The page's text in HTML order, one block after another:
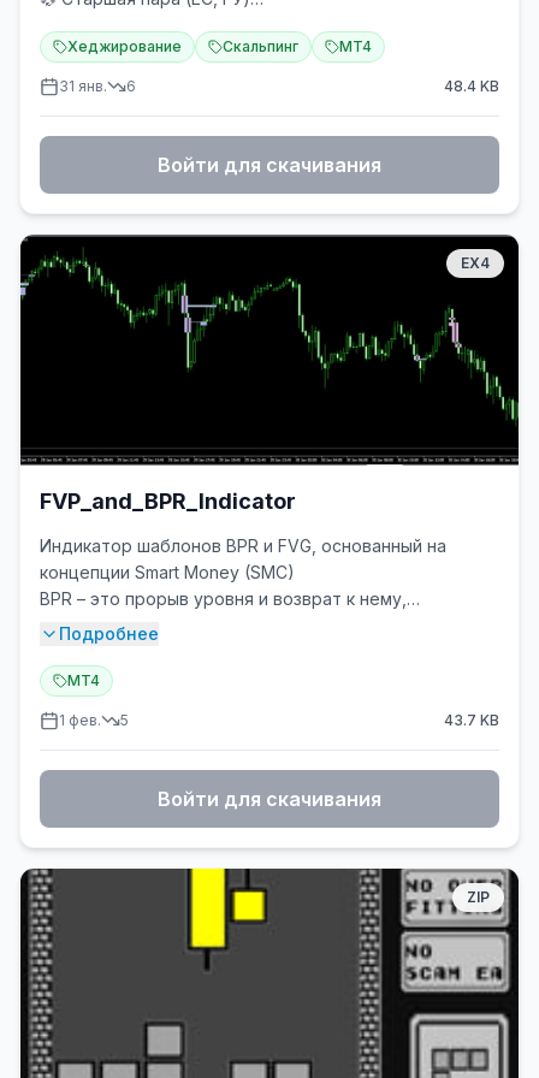
будет искать:
➡️ Ретест цены блока ордеров
➡️ Изменение цены на 50% от справедливой
стоимости разницы.
➡️ Прорыв БОС или Смена персонажа
Хеджирование Скальпинг MT4
31 янв. 6 48.4 KB
Войти для скачивания
EX4
FVP_and_BPR_Indicator
Индикатор шаблонов BPR и FVG, основанный на
концепции Smart Money (SMC)
BPR – это прорыв уровня и возврат к нему,
состоящий из двух FVG.
поддержки объема.
✅ Режимы отображения: BPR или одиночный FVG.
✅ Стрелки с выбором символа
✅ Гибкая система оповещений (оповещения, push-
уведомления, электронная почта)
Подробнее
MT4
1 фев. 5 43.7 KB
Войти для скачивания
ZIP